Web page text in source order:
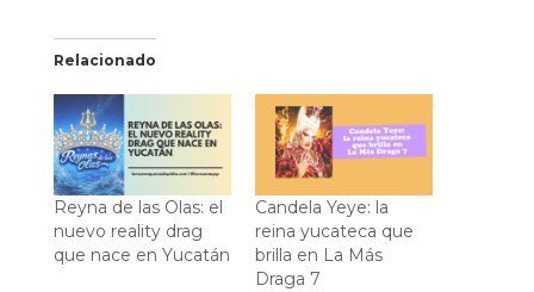
Relacionado
Reyna de las Olas: el
nuevo reality drag
que nace en Yucatán
Candela Yeye: la
reina yucateca que
brilla en La Más
Draga 7